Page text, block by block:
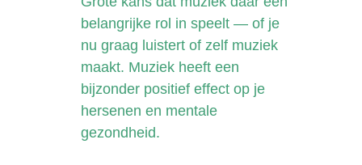
belangrijke rol in speelt — of je
nu graag luistert of zelf muziek
maakt. Muziek heeft een
bijzonder positief effect op je
hersenen en mentale
gezondheid.